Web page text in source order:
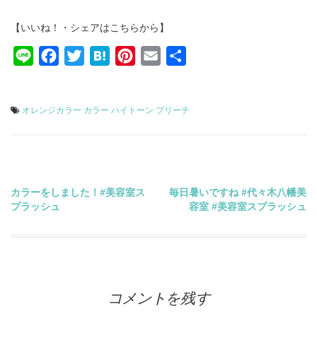
【いいね！・シェアはこちらから】
Line FacebookTwitterHatenaPinterest
Email
オレンジカラー カラー ハイトーン ブリーチ
投
稿
カラーをしました！#美容室ス
プラッシュ
毎日暑いですね #代々木八幡美
容室 #美容室スプラッシュ
コメントを残す